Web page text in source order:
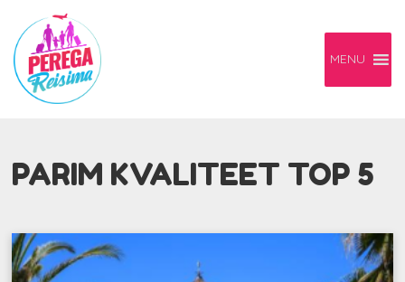
MENU
PARIM KVALITEET TOP 5